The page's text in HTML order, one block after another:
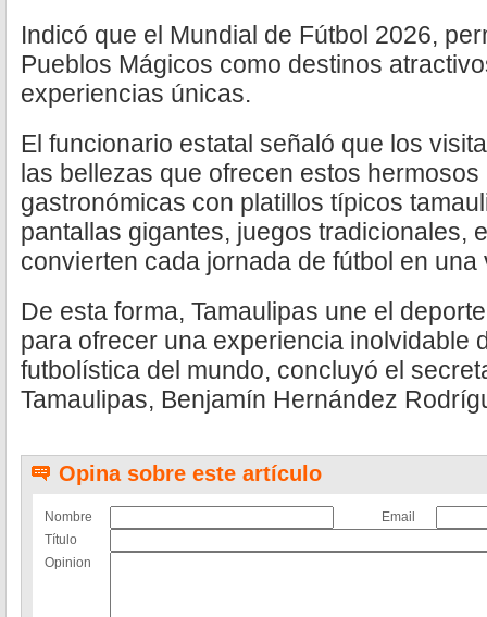
Indicó que el Mundial de Fútbol 2026,
Pueblos Mágicos como destinos
experiencias únicas.
El funcionario estatal señaló que los
las bellezas que ofrecen estos
gastronómicas con platillos típicos
pantallas gigantes, juegos tradicionales,
convierten cada jornada de fútbol en
De esta forma, Tamaulipas une el
para ofrecer una experiencia inolvidable
futbolística del mundo, concluyó el
Tamaulipas, Benjamín Hernández
Opina sobre este artículo
Nombre
Email
Título
Opinion